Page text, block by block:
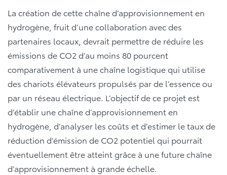
La création de cette chaîne d’approvisionnement en
hydrogène, fruit d’une collaboration avec des
partenaires locaux, devrait permettre de réduire les
émissions de CO2 d’au moins 80 pourcent
comparativement à une chaîne logistique qui utilise
des chariots élévateurs propulsés par de l’essence ou
par un réseau électrique. L’objectif de ce projet est
d’établir une chaîne d’approvisionnement en
hydrogène, d’analyser les coûts et d’estimer le taux de
réduction d’émission de CO2 potentiel qui pourrait
éventuellement être atteint grâce à une future chaîne
d’approvisionnement à grande échelle.